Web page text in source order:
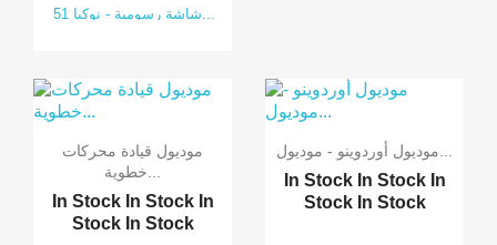
شاشة رسومية - نوكيا 51...
موديول قيادة محركات
In Stock In Stock In
Stock In Stock
In Stock In Stock In
Stock In Stock